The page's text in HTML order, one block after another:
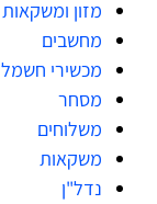
מזון ומשקאות
מחשבים
מכשירי חשמל
מסחר
משלוחים
משקאות
נדל"ן